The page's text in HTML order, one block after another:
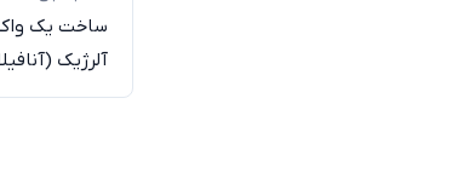
ساخت یک
آلرژیک